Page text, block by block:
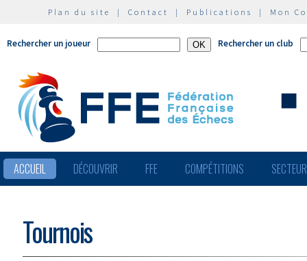
Plan du site | Contact | Publications | Mon
Rechercher un joueur Rechercher un club
ACCUEIL DÉCOUVRIR FFE COMPÉTITIONS
Tournois